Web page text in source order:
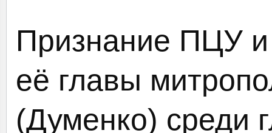
Признание ПЦУ
её главы
(Думенко) среди